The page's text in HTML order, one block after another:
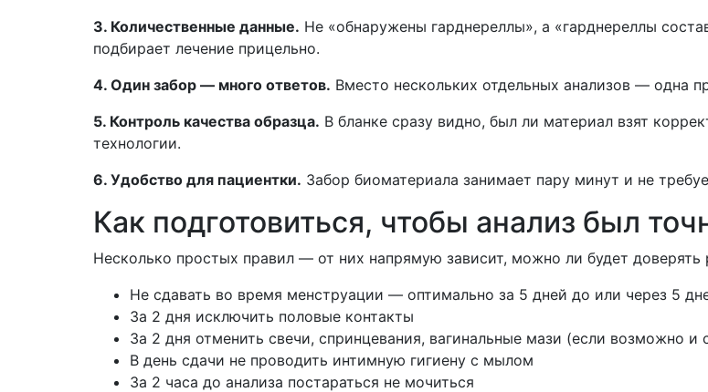
3. Количественные данные. Не «обнаружены гарднереллы», а «гарднереллы
подбирает лечение прицельно.
4. Один забор — много ответов. Вместо нескольких отдельных анализов — одна
5. Контроль качества образца. В бланке сразу видно, был ли материал взят
технологии.
6. Удобство для пациентки. Забор биоматериала занимает пару минут и не
Как подготовиться, чтобы анализ был
Несколько простых правил — от них напрямую зависит, можно ли будет доверять
Не сдавать во время менструации — оптимально за 5 дней до или через 5
За 2 дня исключить половые контакты
За 2 дня отменить свечи, спринцевания, вагинальные мази (если возможно и
В день сдачи не проводить интимную гигиену с мылом
За 2 часа до анализа постараться не мочиться